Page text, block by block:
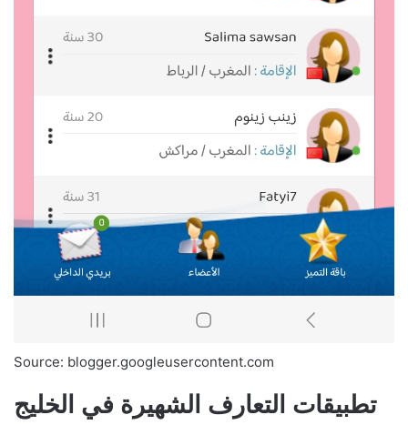
Source: blogger.googleusercontent.com
تطبيقات التعارف الشهيرة في الخليج